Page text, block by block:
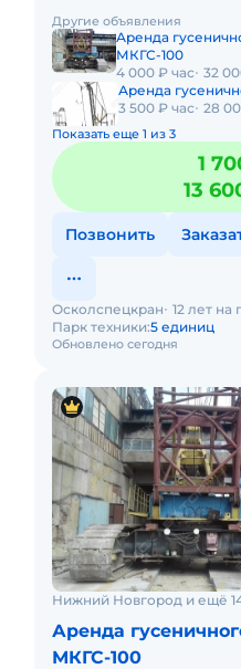
Другие объявления
Аренда
МКГС-100
4 000 ₽ час 32
Аренда
3 500 ₽ час 28
Показать еще 1 из 3
1
13
Позвонить
Обновлено сегодня
Осколспецкран 12 лет
Парк техники:5 единиц
Нижний Новгород и ещё
Аренда
МКГС-100